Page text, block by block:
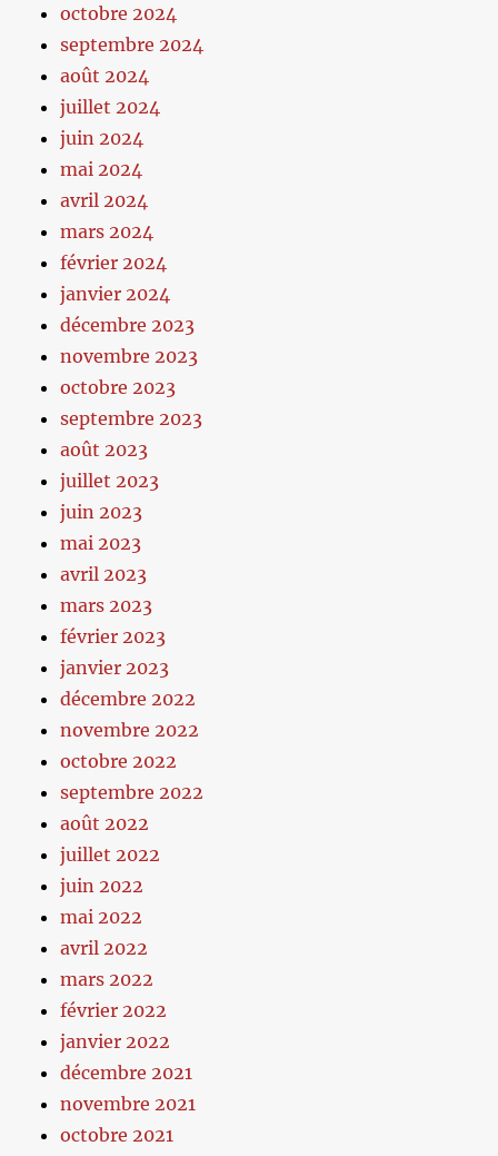
octobre 2024
septembre 2024
août 2024
juillet 2024
juin 2024
mai 2024
avril 2024
mars 2024
février 2024
janvier 2024
décembre 2023
novembre 2023
octobre 2023
septembre 2023
août 2023
juillet 2023
juin 2023
mai 2023
avril 2023
mars 2023
février 2023
janvier 2023
décembre 2022
novembre 2022
octobre 2022
septembre 2022
août 2022
juillet 2022
juin 2022
mai 2022
avril 2022
mars 2022
février 2022
janvier 2022
décembre 2021
novembre 2021
octobre 2021